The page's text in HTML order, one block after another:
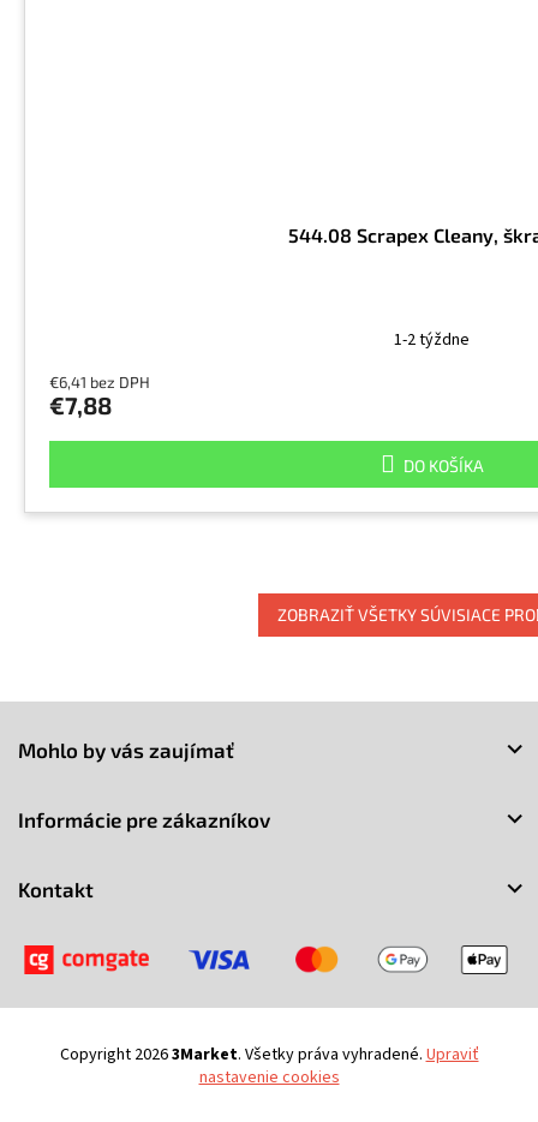
544.08 Scrapex Cleany,
1-2 týždne
€6,41 bez DPH
€7,88
DO KOŠÍKA
ZOBRAZIŤ VŠETKY SÚVISIACE
Mohlo by vás zaujímať
Informácie pre zákazníkov
Kontakt
Copyright 20263Market. Všetky práva vyhradené.Upraviť
nastavenie cookies